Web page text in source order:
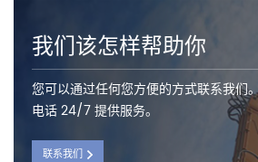
我们该怎样帮助你
您可以通过任何您方便的方式联系我们
电话 24/7 提供服务。
联系我们